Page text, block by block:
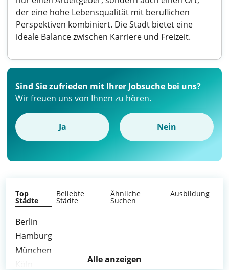
der eine hohe Lebensqualität mit beruflichen
Perspektiven kombiniert. Die Stadt bietet eine
ideale Balance zwischen Karriere und Freizeit.
Sind Sie zufrieden mit Ihrer Jobsuche bei uns?
Wir freuen uns von Ihnen zu hören.
Ja Nein
Top
Städte
Beliebte
Städte
Ähnliche
Suchen
Ausbildung
Berlin
Hamburg
München
Alle anzeigen